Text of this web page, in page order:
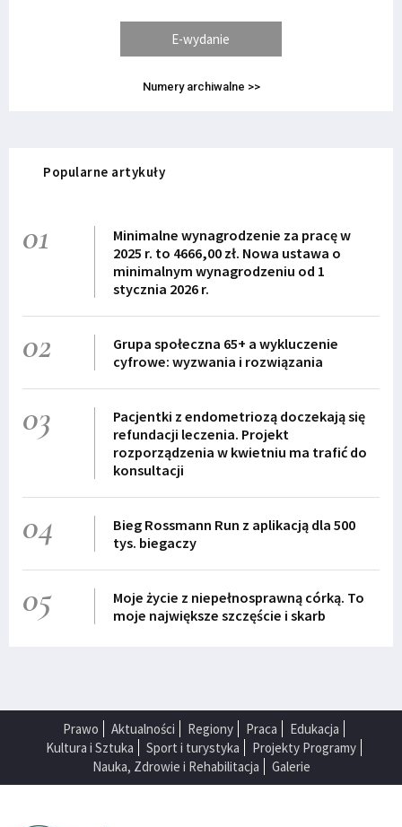
E-wydanie
Numery archiwalne >>
Popularne artykuły
01
Minimalne wynagrodzenie za pracę w
2025 r. to 4666,00 zł. Nowa ustawa o
minimalnym wynagrodzeniu od 1
stycznia 2026 r.
02
Grupa społeczna 65+ a wykluczenie
cyfrowe: wyzwania i rozwiązania
03
Pacjentki z endometriozą doczekają się
refundacji leczenia. Projekt
rozporządzenia w kwietniu ma trafić do
konsultacji
04
Bieg Rossmann Run z aplikacją dla 500
tys. biegaczy
05
Moje życie z niepełnosprawną córką. To
moje największe szczęście i skarb
Prawo Aktualności Regiony Praca
Edukacja
Kultura i Sztuka
Sport i turystyka
Projekty Programy
Nauka, Zdrowie i Rehabilitacja
Galerie